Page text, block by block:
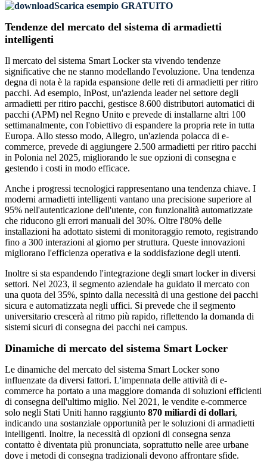
Scarica esempio GRATUITO
Tendenze del mercato del sistema di armadietti
intelligenti
Il mercato del sistema Smart Locker sta vivendo tendenze
significative che ne stanno modellando l'evoluzione. Una tendenza
degna di nota è la rapida espansione delle reti di armadietti per ritiro
pacchi. Ad esempio, InPost, un'azienda leader nel settore degli
armadietti per ritiro pacchi, gestisce 8.600 distributori automatici di
pacchi (APM) nel Regno Unito e prevede di installarne altri 100
settimanalmente, con l'obiettivo di espandere la propria rete in tutta
Europa. Allo stesso modo, Allegro, un'azienda polacca di e-
commerce, prevede di aggiungere 2.500 armadietti per ritiro pacchi
in Polonia nel 2025, migliorando le sue opzioni di consegna e
gestendo i costi in modo efficace.
Anche i progressi tecnologici rappresentano una tendenza chiave. I
moderni armadietti intelligenti vantano una precisione superiore al
95% nell'autenticazione dell'utente, con funzionalità automatizzate
che riducono gli errori manuali del 30%. Oltre l'80% delle
installazioni ha adottato sistemi di monitoraggio remoto, registrando
fino a 300 interazioni al giorno per struttura. Queste innovazioni
migliorano l'efficienza operativa e la soddisfazione degli utenti.
Inoltre si sta espandendo l'integrazione degli smart locker in diversi
settori. Nel 2023, il segmento aziendale ha guidato il mercato con
una quota del 35%, spinto dalla necessità di una gestione dei pacchi
sicura e automatizzata negli uffici. Si prevede che il segmento
universitario crescerà al ritmo più rapido, riflettendo la domanda di
sistemi sicuri di consegna dei pacchi nei campus.
Dinamiche di mercato del sistema Smart Locker
Le dinamiche del mercato del sistema Smart Locker sono
influenzate da diversi fattori. L'impennata delle attività di e-
commerce ha portato a una maggiore domanda di soluzioni efficienti
di consegna dell'ultimo miglio. Nel 2021, le vendite e-commerce
solo negli Stati Uniti hanno raggiunto 870 miliardi di dollari,
indicando una sostanziale opportunità per le soluzioni di armadietti
intelligenti. Inoltre, la necessità di opzioni di consegna senza
contatto è diventata più pronunciata, soprattutto nelle aree urbane
dove i metodi di consegna tradizionali devono affrontare sfide.